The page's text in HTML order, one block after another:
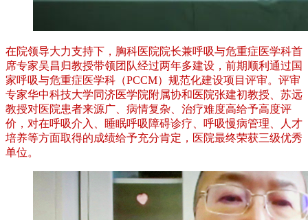
在院领导大力支持下，胸科医院院长兼呼吸与危重症医学科首
席专家吴昌归教授带领团队经过两年多建设，前期顺利通过国
家呼吸与危重症医学科（PCCM）规范化建设项目评审。评审
专家华中科技大学同济医学院附属协和医院张建初教授、苏远
教授对医院患者来源广、病情复杂、治疗难度高给予高度评
价，对在呼吸介入、睡眠呼吸障碍诊疗、呼吸慢病管理、人才
培养等方面取得的成绩给予充分肯定，医院最终荣获三级优秀
单位。